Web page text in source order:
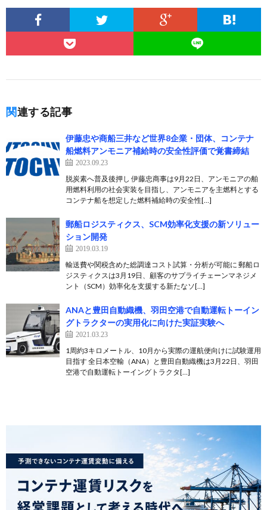
関連する記事
伊藤忠や商船三井など世界8企業・団体、コンテナ
船燃料アンモニア補給時の安全性評価で覚書締結
2023.09.23
脱炭素へ普及後押し 伊藤忠商事は9月22日、アンモニアの舶
用燃料利用の社会実装を目指し、アンモニアを主燃料とする
コンテナ船を想定した燃料補給時の安全性[…]
郵船ロジスティクス、SCM効率化支援の新ソリュー
ション開発
2019.03.19
輸送費や関税含めた総調達コスト試算・分析が可能に 郵船ロ
ジスティクスは3月19日、顧客のサプライチェーンマネジメ
ント（SCM）効率化を支援する新たなソ[…]
ANAと豊田自動織機、羽田空港で自動運転トーイン
グトラクターの実用化に向けた実証実験へ
2021.03.23
1周約3キロメートル、10月から実際の運航便向けに試験運用
目指す 全日本空輸（ANA）と豊田自動織機は3月22日、羽田
空港で自動運転トーイングトラクタ[…]